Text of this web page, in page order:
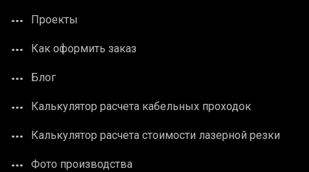
Проекты
Как оформить заказ
Блог
Калькулятор расчета кабельных проходок
Калькулятор расчета стоимости лазерной резки
Фото производства